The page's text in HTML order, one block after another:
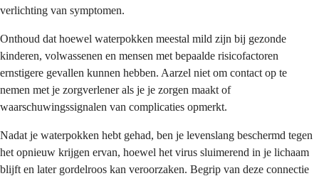
verlichting van symptomen.
Onthoud dat hoewel waterpokken meestal mild zijn bij gezonde
kinderen, volwassenen en mensen met bepaalde risicofactoren
ernstigere gevallen kunnen hebben. Aarzel niet om contact op te
nemen met je zorgverlener als je je zorgen maakt of
waarschuwingssignalen van complicaties opmerkt.
Nadat je waterpokken hebt gehad, ben je levenslang beschermd tegen
het opnieuw krijgen ervan, hoewel het virus sluimerend in je lichaam
blijft en later gordelroos kan veroorzaken. Begrip van deze connectie